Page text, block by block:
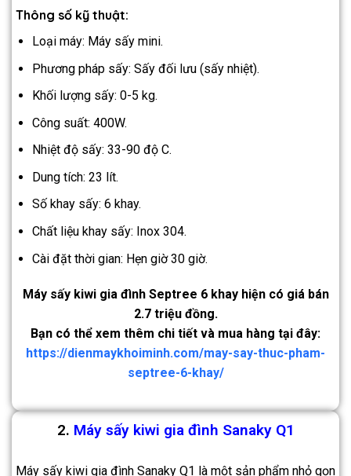
Thông số kỹ thuật:
Loại máy: Máy sấy mini.
Phương pháp sấy: Sấy đối lưu (sấy nhiệt).
Khối lượng sấy: 0-5 kg.
Công suất: 400W.
Nhiệt độ sấy: 33-90 độ C.
Dung tích: 23 lít.
Số khay sấy: 6 khay.
Chất liệu khay sấy: Inox 304.
Cài đặt thời gian: Hẹn giờ 30 giờ.
Máy sấy kiwi gia đình Septree 6 khay hiện có giá bán
2.7 triệu đồng.
Bạn có thể xem thêm chi tiết và mua hàng tại đây:
https://dienmaykhoiminh.com/may-say-thuc-pham-
septree-6-khay/
2. Máy sấy kiwi gia đình Sanaky Q1
Máy sấy kiwi gia đình Sanaky Q1 là một sản phẩm nhỏ gọn